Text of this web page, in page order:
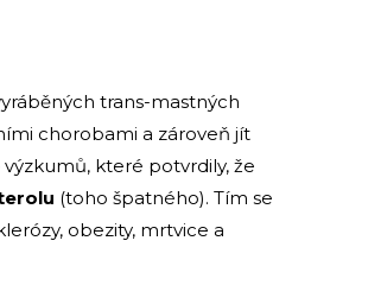
trans-mastných
chorobami a zároveň jít
které potvrdily, že
(toho špatného). Tím se
obezity, mrtvice a